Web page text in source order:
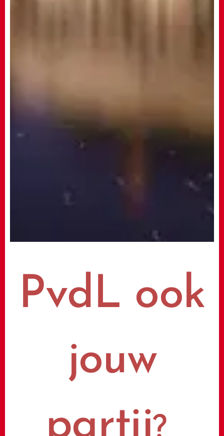
PvdL ook
jouw
partij?